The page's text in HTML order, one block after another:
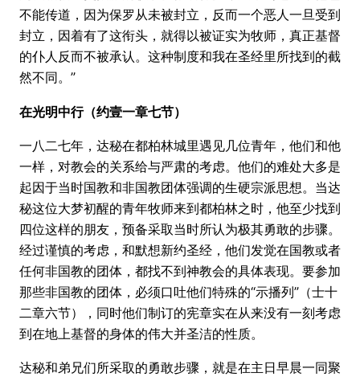
不能传道，因为保罗从未被封立，反而一个恶人一旦受到
封立，因着有了这衔头，就得以被证实为牧师，真正基督
的仆人反而不被承认。这种制度和我在圣经里所找到的截
然不同。”
在光明中行（约壹一章七节）
一八二七年，达秘在都柏林城里遇见几位青年，他们和他
一样，对教会的关系给与严肃的考虑。他们的难处大多是
起因于当时国教和非国教团体强调的生硬宗派思想。当达
秘这位大梦初醒的青年牧师来到都柏林之时，他至少找到
四位这样的朋友，预备采取当时所认为极其勇敢的步骤。
经过谨慎的考虑，和默想新约圣经，他们发觉在国教或者
任何非国教的团体，都找不到神教会的具体表现。要参加
那些非国教的团体，必须口吐他们特殊的“示播列”（士十
二章六节），同时他们制订的宪章实在从来没有一刻考虑
到在地上基督的身体的伟大并圣洁的性质。
达秘和弟兄们所采取的勇敢步骤，就是在主日早晨一同聚